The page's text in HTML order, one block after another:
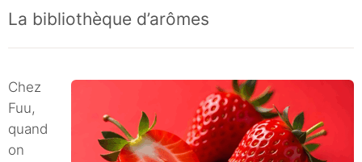
La bibliothèque d’arômes
Chez
Fuu,
quand
on